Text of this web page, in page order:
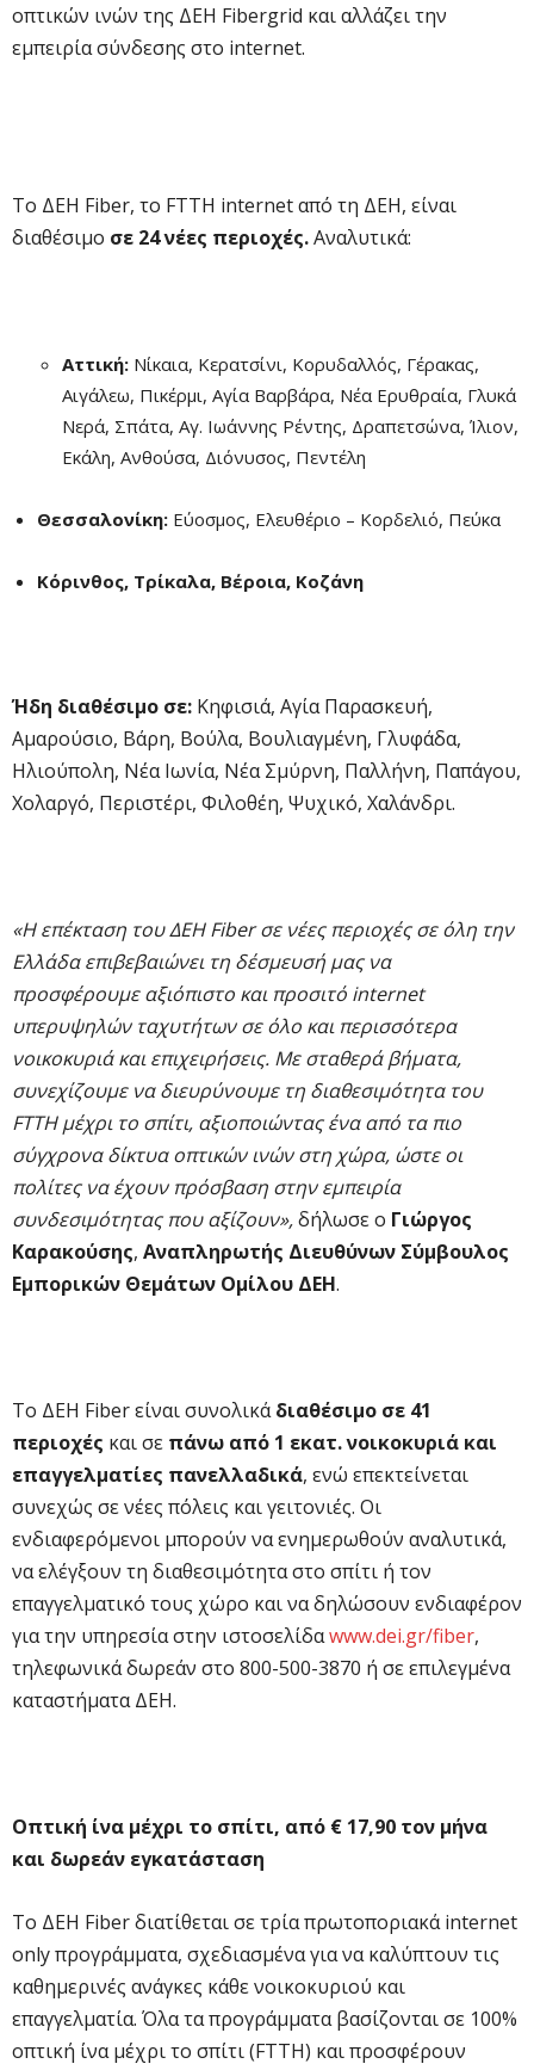
οπτικών ινών της ΔΕΗ Fibergrid και αλλάζει την
εμπειρία σύνδεσης στο internet.
Το ΔΕΗ Fiber, το FTTH internet από τη ΔΕΗ, είναι
διαθέσιμο σε 24νέες περιοχές.Αναλυτικά:
Αττική: Νίκαια, Κερατσίνι, Κορυδαλλός, Γέρακας,
Αιγάλεω, Πικέρμι, Αγία Βαρβάρα, Νέα Ερυθραία, Γλυκά
Νερά, Σπάτα, Αγ. Ιωάννης Ρέντης, Δραπετσώνα, Ίλιον,
Εκάλη, Ανθούσα, Διόνυσος, Πεντέλη
Θεσσαλονίκη: Εύοσμος, Ελευθέριο – Κορδελιό, Πεύκα
Κόρινθος, Τρίκαλα, Βέροια, Κοζάνη
Ήδη διαθέσιμο σε: Κηφισιά, Αγία Παρασκευή,
Αμαρούσιο, Βάρη, Βούλα, Βουλιαγμένη, Γλυφάδα,
Ηλιούπολη, Νέα Ιωνία, Νέα Σμύρνη, Παλλήνη, Παπάγου,
Χολαργό, Περιστέρι, Φιλοθέη, Ψυχικό, Χαλάνδρι.
«Η επέκταση του ΔΕΗ Fiber σε νέες περιοχές σε όλη την
Ελλάδα επιβεβαιώνει τη δέσμευσή μας να
προσφέρουμε αξιόπιστο και προσιτό internet
υπερυψηλών ταχυτήτων σε όλο και περισσότερα
νοικοκυριά και επιχειρήσεις. Με σταθερά βήματα,
συνεχίζουμε να διευρύνουμε τη διαθεσιμότητα του
FTTH μέχρι το σπίτι, αξιοποιώντας ένα από τα πιο
σύγχρονα δίκτυα οπτικών ινών στη χώρα, ώστε οι
πολίτες να έχουν πρόσβαση στην εμπειρία
συνδεσιμότητας που αξίζουν»,δήλωσε ο Γιώργος
Καρακούσης, Αναπληρωτής Διευθύνων Σύμβουλος
Εμπορικών Θεμάτων Ομίλου ΔΕΗ.
Το ΔΕΗ Fiber είναι συνολικάδιαθέσιμο σε 41
περιοχές και σε πάνω από 1 εκατ. νοικοκυριά και
επαγγελματίες πανελλαδικά, ενώ επεκτείνεται
συνεχώς σε νέες πόλεις και γειτονιές. Οι
ενδιαφερόμενοι μπορούν να ενημερωθούν αναλυτικά,
να ελέγξουν τη διαθεσιμότητα στο σπίτι ή τον
επαγγελματικό τους χώρο και να δηλώσουν ενδιαφέρον
για την υπηρεσία στην ιστοσελίδαwww.dei.gr/fiber,
τηλεφωνικά δωρεάν στο 800-500-3870 ή σε επιλεγμένα
καταστήματα ΔΕΗ.
Οπτική ίνα μέχρι το σπίτι, από € 17,90 τον μήνα
και δωρεάν εγκατάσταση
Το ΔΕΗ Fiber διατίθεται σε τρία πρωτοποριακά internet
only προγράμματα, σχεδιασμένα για να καλύπτουν τις
καθημερινές ανάγκες κάθε νοικοκυριού και
επαγγελματία. Όλα τα προγράμματα βασίζονται σε 100%
οπτική ίνα μέχρι το σπίτι (FTTH) και προσφέρουν